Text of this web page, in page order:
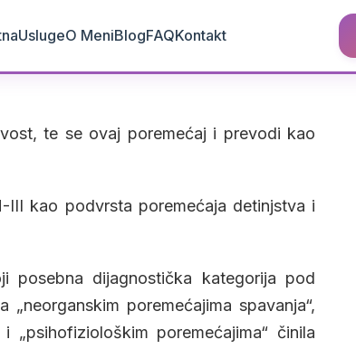
UslugeO MeniBlogFAQKontakt
te se ovaj poremećaj i prevodi kao
kao podvrsta poremećaja detinjstva i
posebna dijagnostička kategorija pod
poremećajima spavanja“,
„psihofiziološkim poremećajima“ činila